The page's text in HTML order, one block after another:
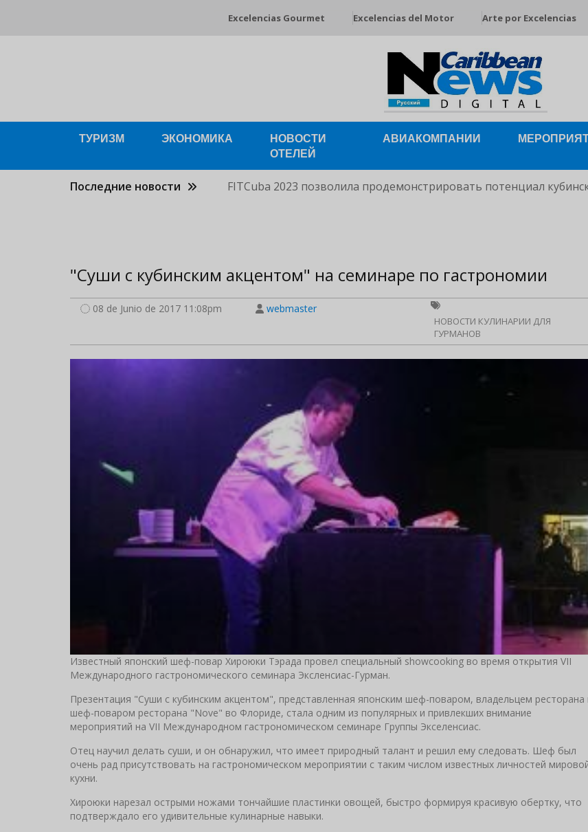
Excelencias Gourmet Excelencias del Motor Arte por Excelencias
ТУРИЗМ ЭКОНОМИКА
НОВОСТИ
ОТЕЛЕЙ
АВИАКОМПАНИИ
Последние новости FITCuba 2023 позволила продемонстрировать потенциал
"Суши с кубинским акцентом" на семинаре по гастрономии
08 de Junio de 2017 11:08pm webmaster
НОВОСТИ КУЛИНАРИИ ДЛЯ
ГУРМАНОВ
Известный японский шеф-повар Хироюки Тэрада провел специальный showcooking во время открытия VII
Международного гастрономического семинара Эксленсиас-Гурман.
Презентация "Суши с кубинским акцентом", представленная японским шеф-поваром, владельцем ресторана
шеф-поваром ресторана "Nove" во Флориде, стала одним из популярных и привлекших внимание
мероприятий на VII Международном гастрономическом семинаре Группы Экселенсиас.
Отец научил делать суши, и он обнаружил, что имеет природный талант и решил ему следовать. Шеф был
очень рад присутствовать на гастрономическом мероприятии с таким числом известных личностей
кухни.
Хироюки нарезал острыми ножами тончайшие пластинки овощей, быстро формируя красивую обертку, что
подтверждало его удивительные кулинарные навыки.